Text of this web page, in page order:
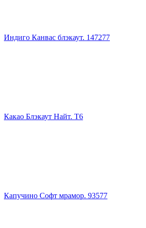
Индиго Канвас блэкаут. 147277
Какао Блэкаут Найт. Т6
Капучино Софт мрамор. 93577